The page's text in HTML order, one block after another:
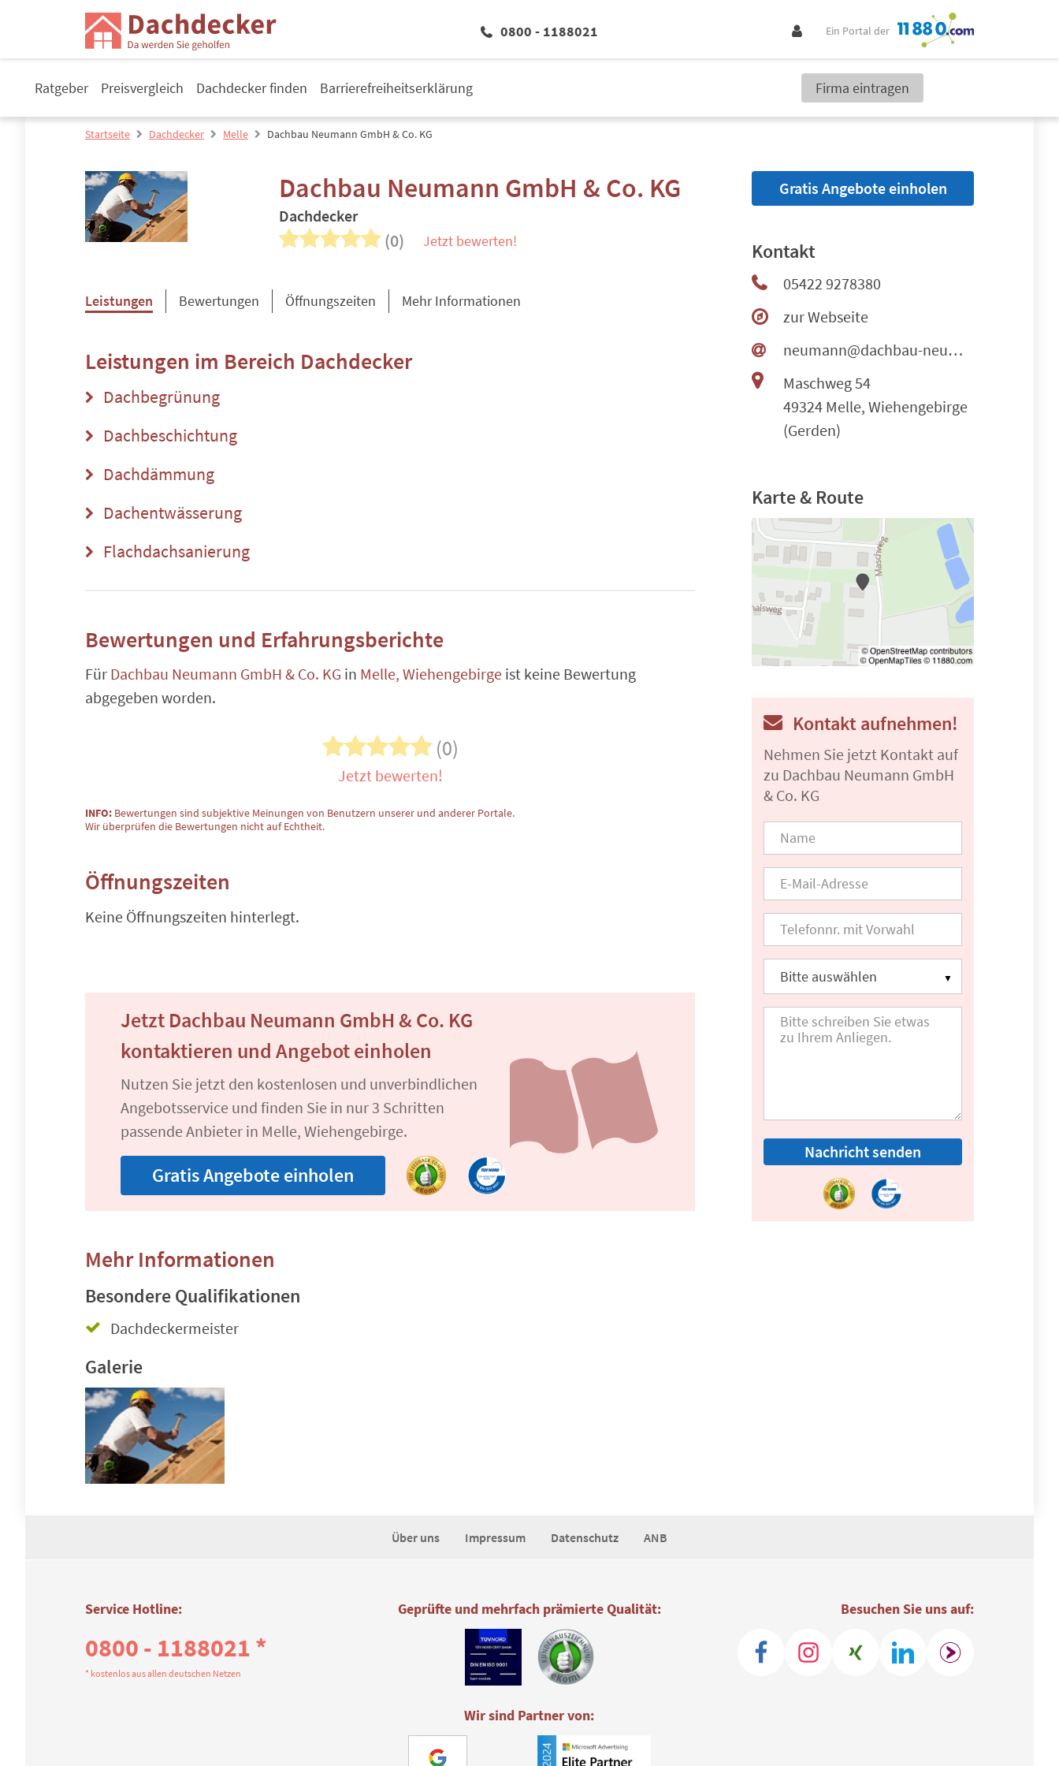
0800 - 1188021 Ein Portal der
Ratgeber Preisvergleich Dachdecker finden Barrierefreiheitserklärung Firma eintragen
Startseite Dachdecker Melle Dachbau Neumann GmbH & Co. KG
Dachbau Neumann GmbH & Co. KG
Dachdecker
(0) Jetzt bewerten!
Leistungen Bewertungen Öffnungszeiten Mehr Informationen
Leistungen im Bereich Dachdecker
Dachbegrünung
Dachbeschichtung
Dachdämmung
Dachentwässerung
Flachdachsanierung
Bewertungen und Erfahrungsberichte
Für Dachbau Neumann GmbH & Co. KG in Melle, Wiehengebirge ist keine Bewertung
abgegeben worden.
(0)
Jetzt bewerten!
INFO: Bewertungen sind subjektive Meinungen von Benutzern unserer und anderer Portale.
Wir überprüfen die Bewertungen nicht auf Echtheit.
Öffnungszeiten
Keine Öffnungszeiten hinterlegt.
Jetzt Dachbau Neumann GmbH & Co. KG
kontaktieren und Angebot einholen
Nutzen Sie jetzt den kostenlosen und unverbindlichen
Angebotsservice und finden Sie in nur 3 Schritten
passende Anbieter in Melle, Wiehengebirge.
Gratis Angebote einholen
Mehr Informationen
Besondere Qualifikationen
Dachdeckermeister
Galerie
Gratis Angebote einholen
Kontakt
05422 9278380
zur Webseite
neumann@dachbau-neumann.de
Maschweg 54
49324 Melle, Wiehengebirge
(Gerden)
Karte & Route
Kontakt aufnehmen!
Nehmen Sie jetzt Kontakt auf
zu Dachbau Neumann GmbH
& Co. KG
Nachricht senden
Über uns Impressum Datenschutz ANB
Service Hotline:
0800 - 1188021 *
* kostenlos aus allen deutschen Netzen
Besuchen Sie uns auf:
Geprüfte und mehrfach prämierte Qualität:
Wir sind Partner von: